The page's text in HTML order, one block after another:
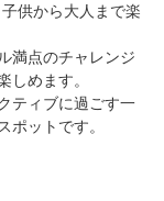
供から大人まで楽
満点のチャレンジ
しめます。
ティブに過ごす一
ポットです。